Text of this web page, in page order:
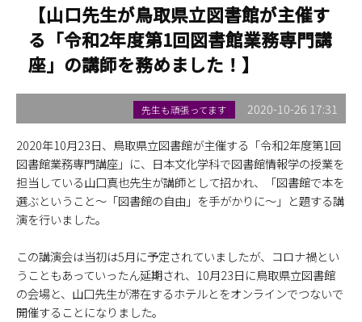
【山口先生が鳥取県立図書館が主催す
る「令和2年度第1回図書館業務専門講
座」の講師を務めました！】
先生も頑張ってます 2020-10-26 17:31
2020年10月23日、鳥取県立図書館が主催する「令和2年度第1回
図書館業務専門講座」に、日本文化学科で図書館情報学の授業を
担当している山口真也先生が講師として招かれ、「図書館で本を
選ぶということ～「図書館の自由」を手がかりに～」と題する講
演を行いました。
この講演会は当初は5月に予定されていましたが、コロナ禍とい
うこともあっていったん延期され、10月23日に鳥取県立図書館
の会場と、山口先生が滞在するホテルとをオンラインでつないで
開催することになりました。